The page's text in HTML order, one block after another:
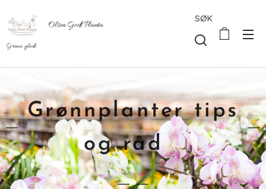
Olsen Godt Planta
Grønn glede
SØK
Grønnplanter tips
og råd